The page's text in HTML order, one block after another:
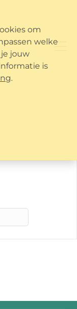
om
welke
jouw
is
.